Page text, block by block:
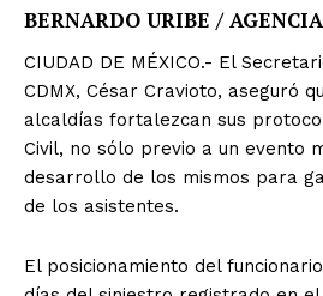
BERNARDO URIBE /
CIUDAD DE MÉXICO.- El
CDMX, César Cravioto, aseguró
alcaldías fortalezcan sus
Civil, no sólo previo a un evento
desarrollo de los mismos para
de los asistentes.
El posicionamiento del